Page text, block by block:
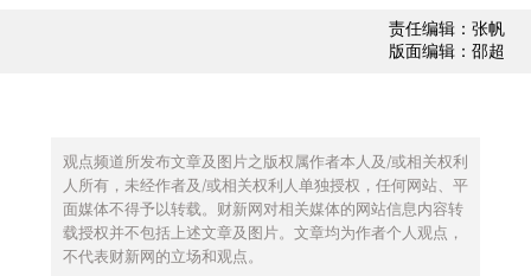
责任编辑：张帆
版面编辑：邵超
观点频道所发布文章及图片之版权属作者本人及/或相关权利
人所有，未经作者及/或相关权利人单独授权，任何网站、平
面媒体不得予以转载。财新网对相关媒体的网站信息内容转
载授权并不包括上述文章及图片。文章均为作者个人观点，
不代表财新网的立场和观点。